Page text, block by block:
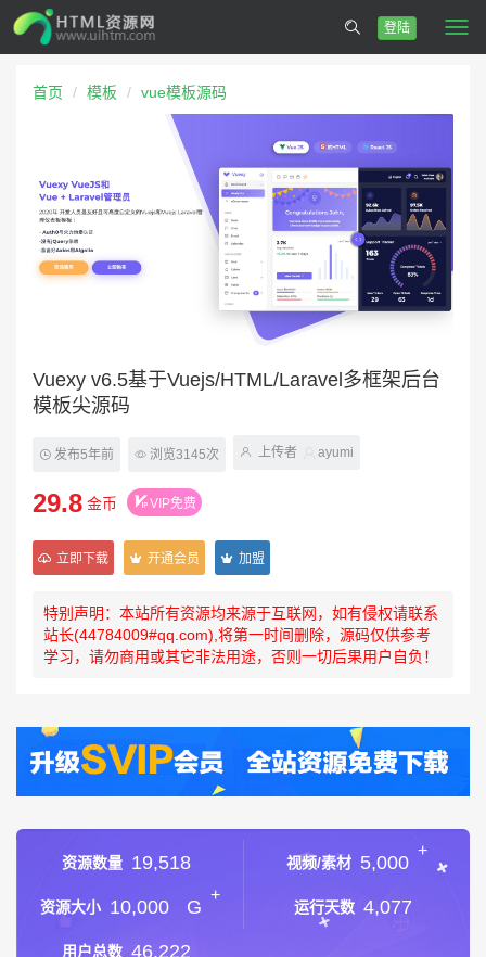
登陆
首页 模板 vue模板源码
Vuexy v6.5基于Vuejs/HTML/Laravel多框架后台
模板尖源码
发布5年前 浏览3145次 上传者 ayumi
29.8 金币 VIP免费
立即下载 开通会员 加盟
特别声明：本站所有资源均来源于互联网，如有侵权请联系
站长(44784009#qq.com),将第一时间删除，源码仅供参考
学习，请勿商用或其它非法用途，否则一切后果用户自负！
资源数量 19,518 视频/素材 5,000
+
资源大小 10,000 G
+
运行天数 4,077
用户总数 46,222